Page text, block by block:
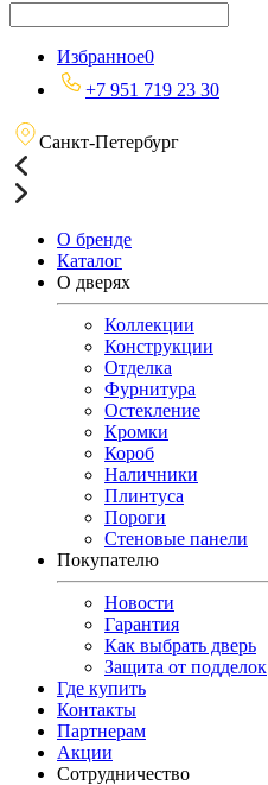
Избранное0
+7 951 719 23 30
Санкт-Петербург
О бренде
Каталог
О дверях
Коллекции
Конструкции
Отделка
Фурнитура
Остекление
Кромки
Короб
Наличники
Плинтуса
Пороги
Стеновые панели
Покупателю
Новости
Гарантия
Как выбрать дверь
Защита от подделок
Где купить
Контакты
Партнерам
Акции
Сотрудничество